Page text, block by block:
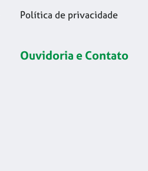
Política de privacidade
Ouvidoria e Contato